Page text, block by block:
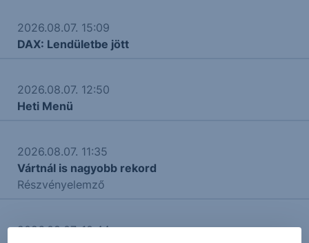
2026.08.07. 15:09
DAX: Lendületbe jött
2026.08.07. 12:50
Heti Menü
2026.08.07. 11:35
Vártnál is nagyobb rekord
Részvényelemző
2026.08.07. 10:44